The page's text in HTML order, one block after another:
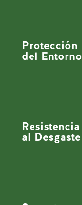
Protección
del Entorno
Resistencia
al Desgaste